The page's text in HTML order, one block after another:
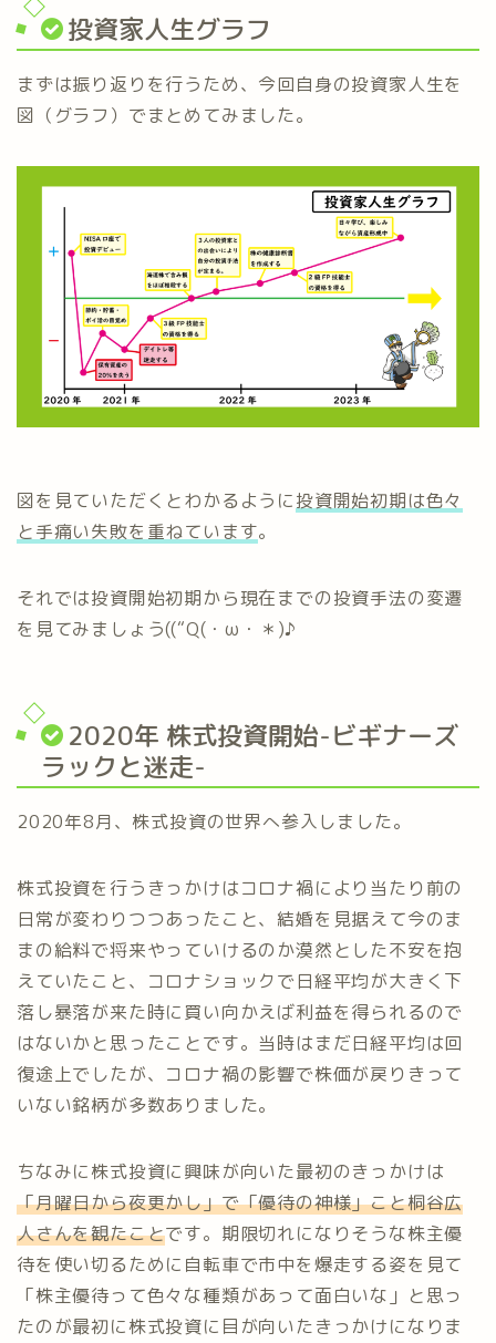
投資家人生グラフ
まずは振り返りを行うため、今回自身の投資家人生を
図（グラフ）でまとめてみました。
図を見ていただくとわかるように投資開始初期は色々
と手痛い失敗を重ねています。
それでは投資開始初期から現在までの投資手法の変遷
を見てみましょう((“Q(・ω・＊)♪
2020年 株式投資開始-ビギナーズ
ラックと迷走-
2020年8月、株式投資の世界へ参入しました。
株式投資を行うきっかけはコロナ禍により当たり前の
日常が変わりつつあったこと、結婚を見据えて今のま
まの給料で将来やっていけるのか漠然とした不安を抱
えていたこと、コロナショックで日経平均が大きく下
落し暴落が来た時に買い向かえば利益を得られるので
はないかと思ったことです。当時はまだ日経平均は回
復途上でしたが、コロナ禍の影響で株価が戻りきって
いない銘柄が多数ありました。
ちなみに株式投資に興味が向いた最初のきっかけは
「月曜日から夜更かし」で「優待の神様」こと桐谷広
人さんを観たことです。期限切れになりそうな株主優
待を使い切るために自転車で市中を爆走する姿を見て
「株主優待って色々な種類があって面白いな」と思っ
たのが最初に株式投資に目が向いたきっかけになりま